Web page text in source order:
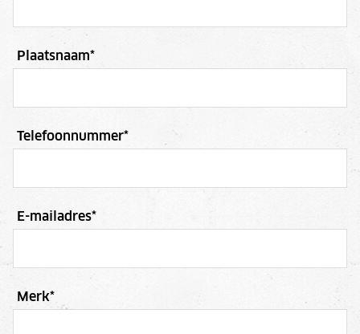
Plaatsnaam*
Telefoonnummer*
E-mailadres*
Merk*